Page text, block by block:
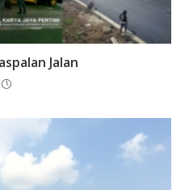
Jalan